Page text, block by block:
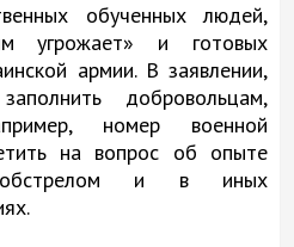
обученных людей,
угрожает» и готовых
армии. В заявлении,
добровольцам,
номер военной
на вопрос об опыте
и в иных